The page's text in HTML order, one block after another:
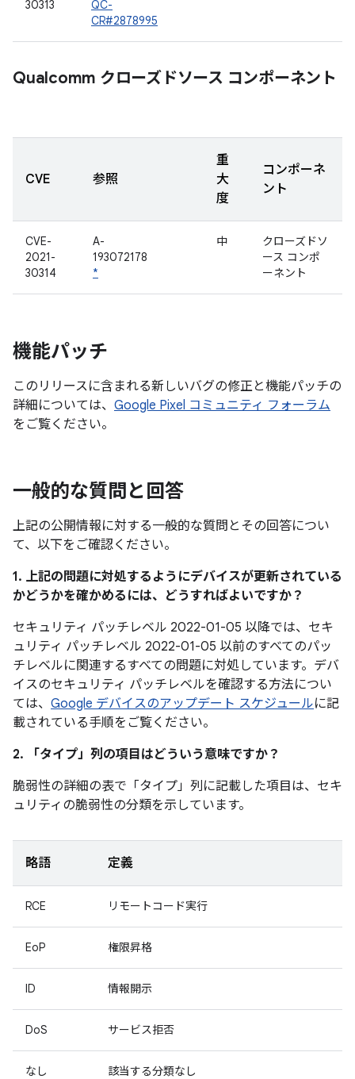
30313
QC-
CR#2878995
Qualcomm クローズドソース コンポーネント
CVE 参照
重
大
度
コンポーネ
ント
CVE-
2021-
30314
A-
193072178
*
中
クローズドソ
ース コンポ
ーネント
機能パッチ
このリリースに含まれる新しいバグの修正と機能パッチの
詳細については、 Google Pixel コミュニティ フォーラム
をご覧ください。
一般的な質問と回答
上記の公開情報に対する一般的な質問とその回答につい
て、以下をご確認ください。
1. 上記の問題に対処するようにデバイスが更新されている
かどうかを確かめるには、どうすればよいですか？
セキュリティ パッチレベル 2022-01-05 以降では、セキ
ュリティ パッチレベル 2022-01-05 以前のすべてのパッ
チレベルに関連するすべての問題に対処しています。デバ
イスのセキュリティ パッチレベルを確認する方法につい
ては、 Google デバイスのアップデート スケジュールに記
載されている手順をご覧ください。
2. 「タイプ」 列の項目はどういう意味ですか？
脆弱性の詳細の表で「タイプ」 列に記載した項目は、セキ
ュリティの脆弱性の分類を示しています。
略語 定義
RCE リモートコード実行
EoP 権限昇格
ID 情報開示
DoS サービス拒否
なし 該当する分類なし